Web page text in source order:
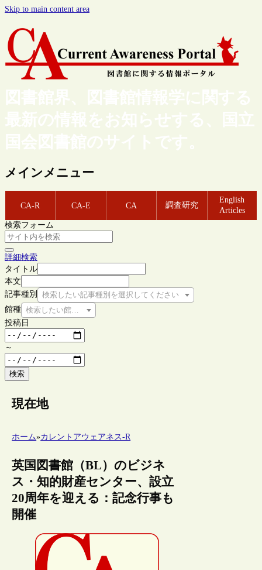
Skip to main content area
図書館界、図書館情報学に関する
最新の情報をお知らせする、国立
国会図書館のサイトです。
メインメニュー
CA-R CA-E CA 調査研究
English
Articles
検索フォーム
詳細検索
タイトル
本文
記事種別
検索したい記事種別を選択してください
館種 検索したい館種を選択してください
投稿日
～
検索
現在地
ホーム»カレントアウェアネス-R
英国図書館（BL）のビジネ
ス・知的財産センター、設立
20周年を迎える：記念行事も
開催